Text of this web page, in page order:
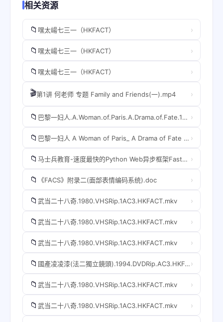
相关资源
📁 嘿太崵七三一（HKFACT） ›
📁 嘿太崵七三一（HKFACT） ›
📁 嘿太崵七三一（HKFACT） ›
🎬第1讲 何老师 专题 Family and Friends(一).mp4 ›
📁 巴黎一妇人.A.Woman.of.Paris.A.Drama.of.Fate.1923.BD.MiniSD-TLF.mkv ›
📁 巴黎一妇人 A Woman of Paris_ A Drama of Fate (1923)豆瓣7.5分 ›
📁 马士兵教育-速度最快的Python Web异步框架FastAPI ›
📁 《FACS》附录二(面部表情编码系统).doc ›
📁 武当二十八奇.1980.VHSRip.1AC3.HKFACT.mkv ›
📁 武当二十八奇.1980.VHSRip.1AC3.HKFACT.mkv ›
📁 武当二十八奇.1980.VHSRip.1AC3.HKFACT.mkv ›
📁 國產凌凌漆(法二獨立鏡頭).1994.DVDRip.AC3.HKFACT.mkv›
📁 武当二十八奇.1980.VHSRip.1AC3.HKFACT.mkv ›
📁 武当二十八奇.1980.VHSRip.1AC3.HKFACT.mkv ›